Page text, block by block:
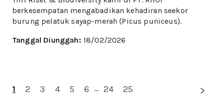
berkesempatan mengabadikan kehadiran seekor
burung pelatuk sayap-merah (Picus puniceus).
Tanggal Diunggah: 18/02/2026
1 2 3 4 5 6 ... 24 25